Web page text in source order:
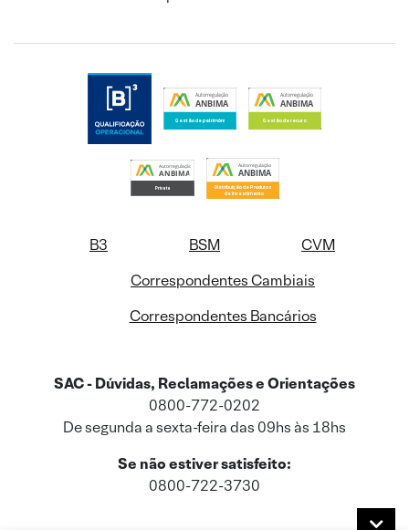
B3 BSM
CVM
Correspondentes Cambiais
Correspondentes Bancários
SAC - Dúvidas, Reclamações e Orientações
0800-772-0202
De segunda a sexta-feira das 09hs às 18hs
Se não estiver satisfeito:
0800-722-3730